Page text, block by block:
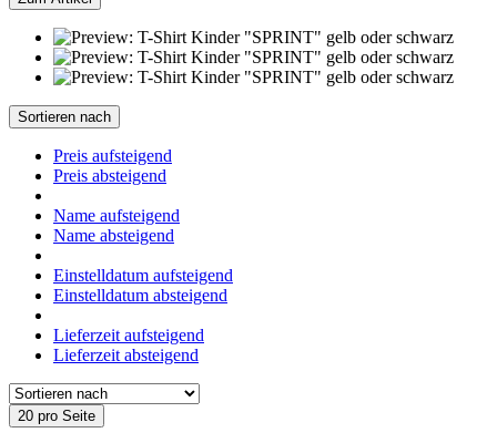
Sortieren nach
Preis aufsteigend
Preis absteigend
Name aufsteigend
Name absteigend
Einstelldatum aufsteigend
Einstelldatum absteigend
Lieferzeit aufsteigend
Lieferzeit absteigend
20 pro Seite